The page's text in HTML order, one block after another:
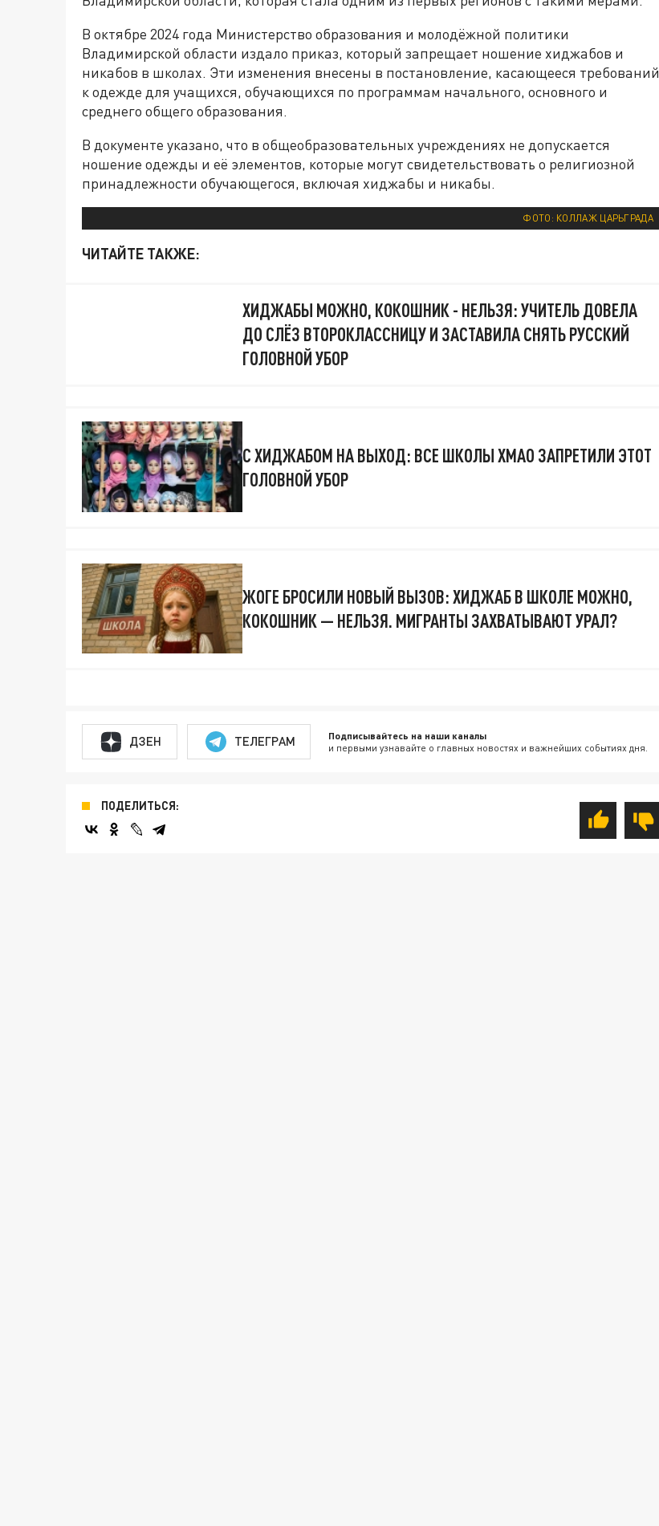
В октябре 2024 года Министерство образования и молодёжной политики
Владимирской области издало приказ, который запрещает ношение хиджабов и
никабов в школах. Эти изменения внесены в постановление, касающееся требований
к одежде для учащихся, обучающихся по программам начального, основного и
среднего общего образования.
В документе указано, что в общеобразовательных учреждениях не допускается
ношение одежды и её элементов, которые могут свидетельствовать о религиозной
принадлежности обучающегося, включая хиджабы и никабы.
ФОТО: КОЛЛАЖ ЦАРЬГРАДА
ЧИТАЙТЕ ТАКЖЕ:
ХИДЖАБЫ МОЖНО, КОКОШНИК - НЕЛЬЗЯ: УЧИТЕЛЬ ДОВЕЛА
ДО СЛЁЗ ВТОРОКЛАССНИЦУ И ЗАСТАВИЛА СНЯТЬ РУССКИЙ
ГОЛОВНОЙ УБОР
С ХИДЖАБОМ НА ВЫХОД: ВСЕ ШКОЛЫ ХМАО ЗАПРЕТИЛИ ЭТОТ
ГОЛОВНОЙ УБОР
ЖОГЕ БРОСИЛИ НОВЫЙ ВЫЗОВ: ХИДЖАБ В ШКОЛЕ МОЖНО,
КОКОШНИК — НЕЛЬЗЯ. МИГРАНТЫ ЗАХВАТЫВАЮТ УРАЛ?
ДЗЕН ТЕЛЕГРАМ Подписывайтесь на наши каналы
и первыми узнавайте о главных новостях и важнейших событиях дня.
ПОДЕЛИТЬСЯ: